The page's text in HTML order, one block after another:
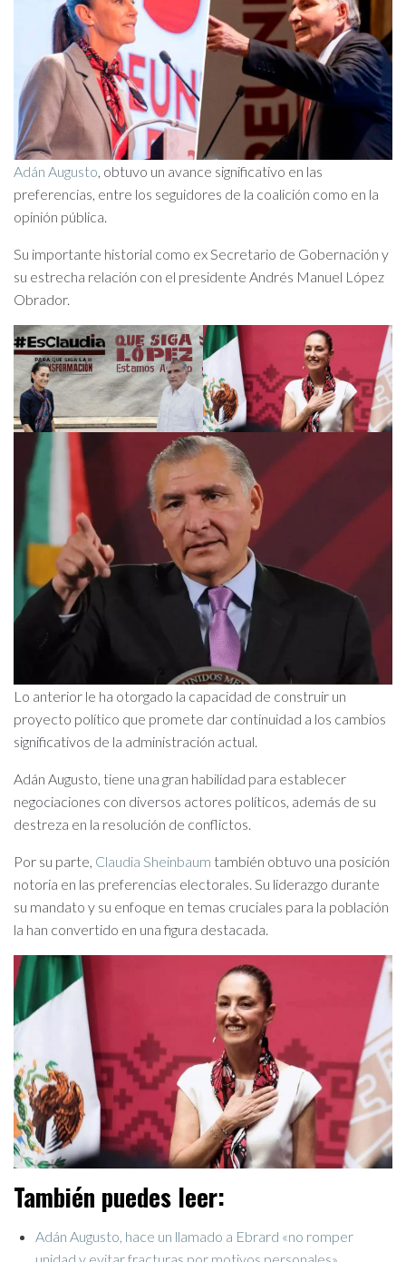
Adán Augusto, obtuvo un avance significativo en las
preferencias, entre los seguidores de la coalición como en la
opinión pública.
Su importante historial como ex Secretario de Gobernación y
su estrecha relación con el presidente Andrés Manuel López
Obrador.
Lo anterior le ha otorgado la capacidad de construir un
proyecto político que promete dar continuidad a los cambios
significativos de la administración actual.
Adán Augusto, tiene una gran habilidad para establecer
negociaciones con diversos actores políticos, además de su
destreza en la resolución de conflictos.
Por su parte, Claudia Sheinbaum también obtuvo una posición
notoria en las preferencias electorales. Su liderazgo durante
su mandato y su enfoque en temas cruciales para la población
la han convertido en una figura destacada.
También puedes leer:
Adán Augusto, hace un llamado a Ebrard «no romper